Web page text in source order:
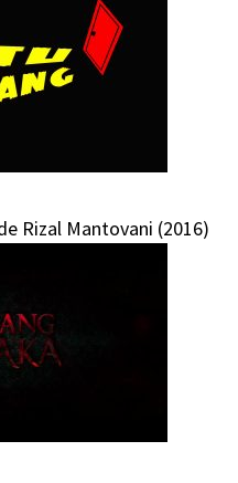
Rizal Mantovani (2016)